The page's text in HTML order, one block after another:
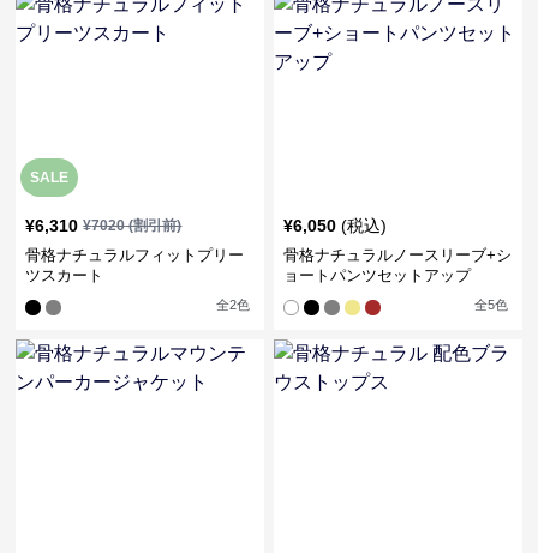
SALE
¥6,310 ¥7020(割引前)
骨格ナチュラルフィットプリー
ツスカート
全2色
¥6,050 (税込)
骨格ナチュラルノースリーブ+シ
ョートパンツセットアップ
全5色